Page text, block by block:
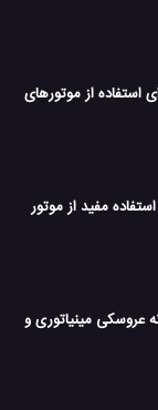
استفاده از موتورهای
استفاده مفید از موتور
مینیاتوری و